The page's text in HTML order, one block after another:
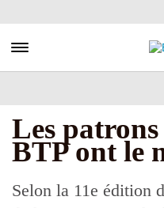
au
principal
Toggle navigation
Les
BTP ont le
Selon la 11e édition